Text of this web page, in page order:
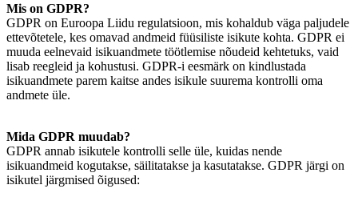
Mis on GDPR?
GDPR on Euroopa Liidu regulatsioon, mis kohaldub väga paljudele
ettevõtetele, kes omavad andmeid füüsiliste isikute kohta. GDPR ei
muuda eelnevaid isikuandmete töötlemise nõudeid kehtetuks, vaid
lisab reegleid ja kohustusi. GDPR-i eesmärk on kindlustada
isikuandmete parem kaitse andes isikule suurema kontrolli oma
andmete üle.
Mida GDPR muudab?
GDPR annab isikutele kontrolli selle üle, kuidas nende
isikuandmeid kogutakse, säilitatakse ja kasutatakse. GDPR järgi on
isikutel järgmised õigused: